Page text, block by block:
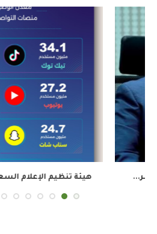
هيئة تنظيم الإعلام السعودية: